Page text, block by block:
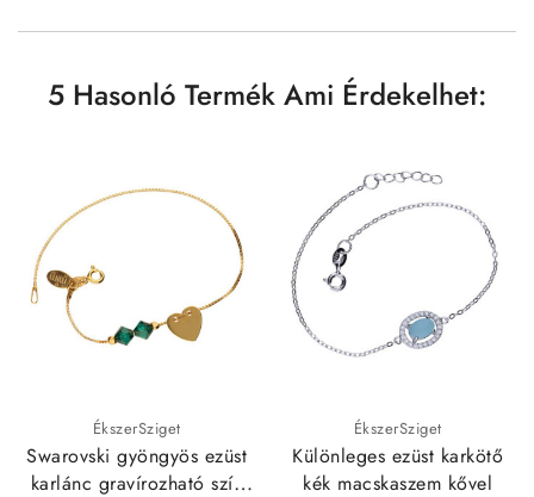
5 Hasonló Termék Ami Érdekelhet:
ÉkszerSziget
Swarovski gyöngyös ezüst
karlánc gravírozható szív
ÉkszerSziget
Különleges ezüst karkötő
kék macskaszem kővel